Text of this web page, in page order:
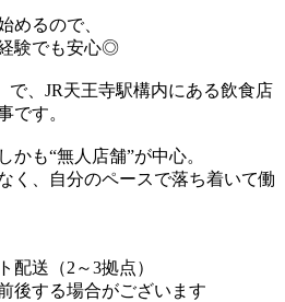
めるので、
験でも安心◎
で、JR天王寺駅構内にある飲食店
です。
も“無人店舗”が中心。
く、自分のペースで落ち着いて働
配送（2～3拠点）
する場合がございます